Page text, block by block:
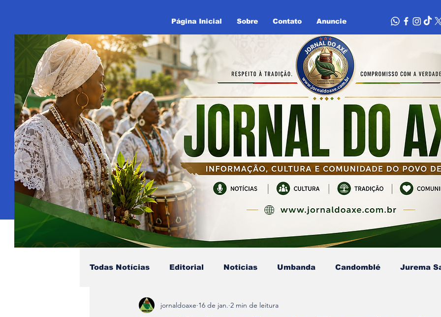
Página Inicial Sobre Contato Anuncie
Todas Notícias Editorial Noticias Umbanda Candomblé Jurema
Colunista - Pai Soares Colunista - Mestre Kaluanã
jornaldoaxe 16 de jan. 2 min de leitura